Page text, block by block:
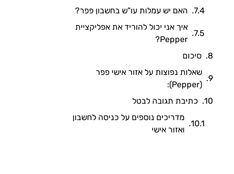
האם יש עמלות עו"ש בחשבון פפר?
איך אני יכול להוריד את אפליקציית
Pepper?
סיכום
שאלות נפוצות על אזור אישי פפר
(Pepper):
כתיבת תגובה לבטל
מדריכים נוספים על כניסה לחשבון
ואזור אישי